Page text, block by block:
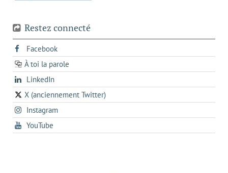
Restez connecté
Facebooks'ouvre
dans
un
onglet
À toi la parole
opens
in
a
new
tab
LinkedInopens
in
a
new
X (anciennement Twitter)
s'ouvre
dans
un
nouvel
Instagrams'ouvre
dans
un
YouTube
dans